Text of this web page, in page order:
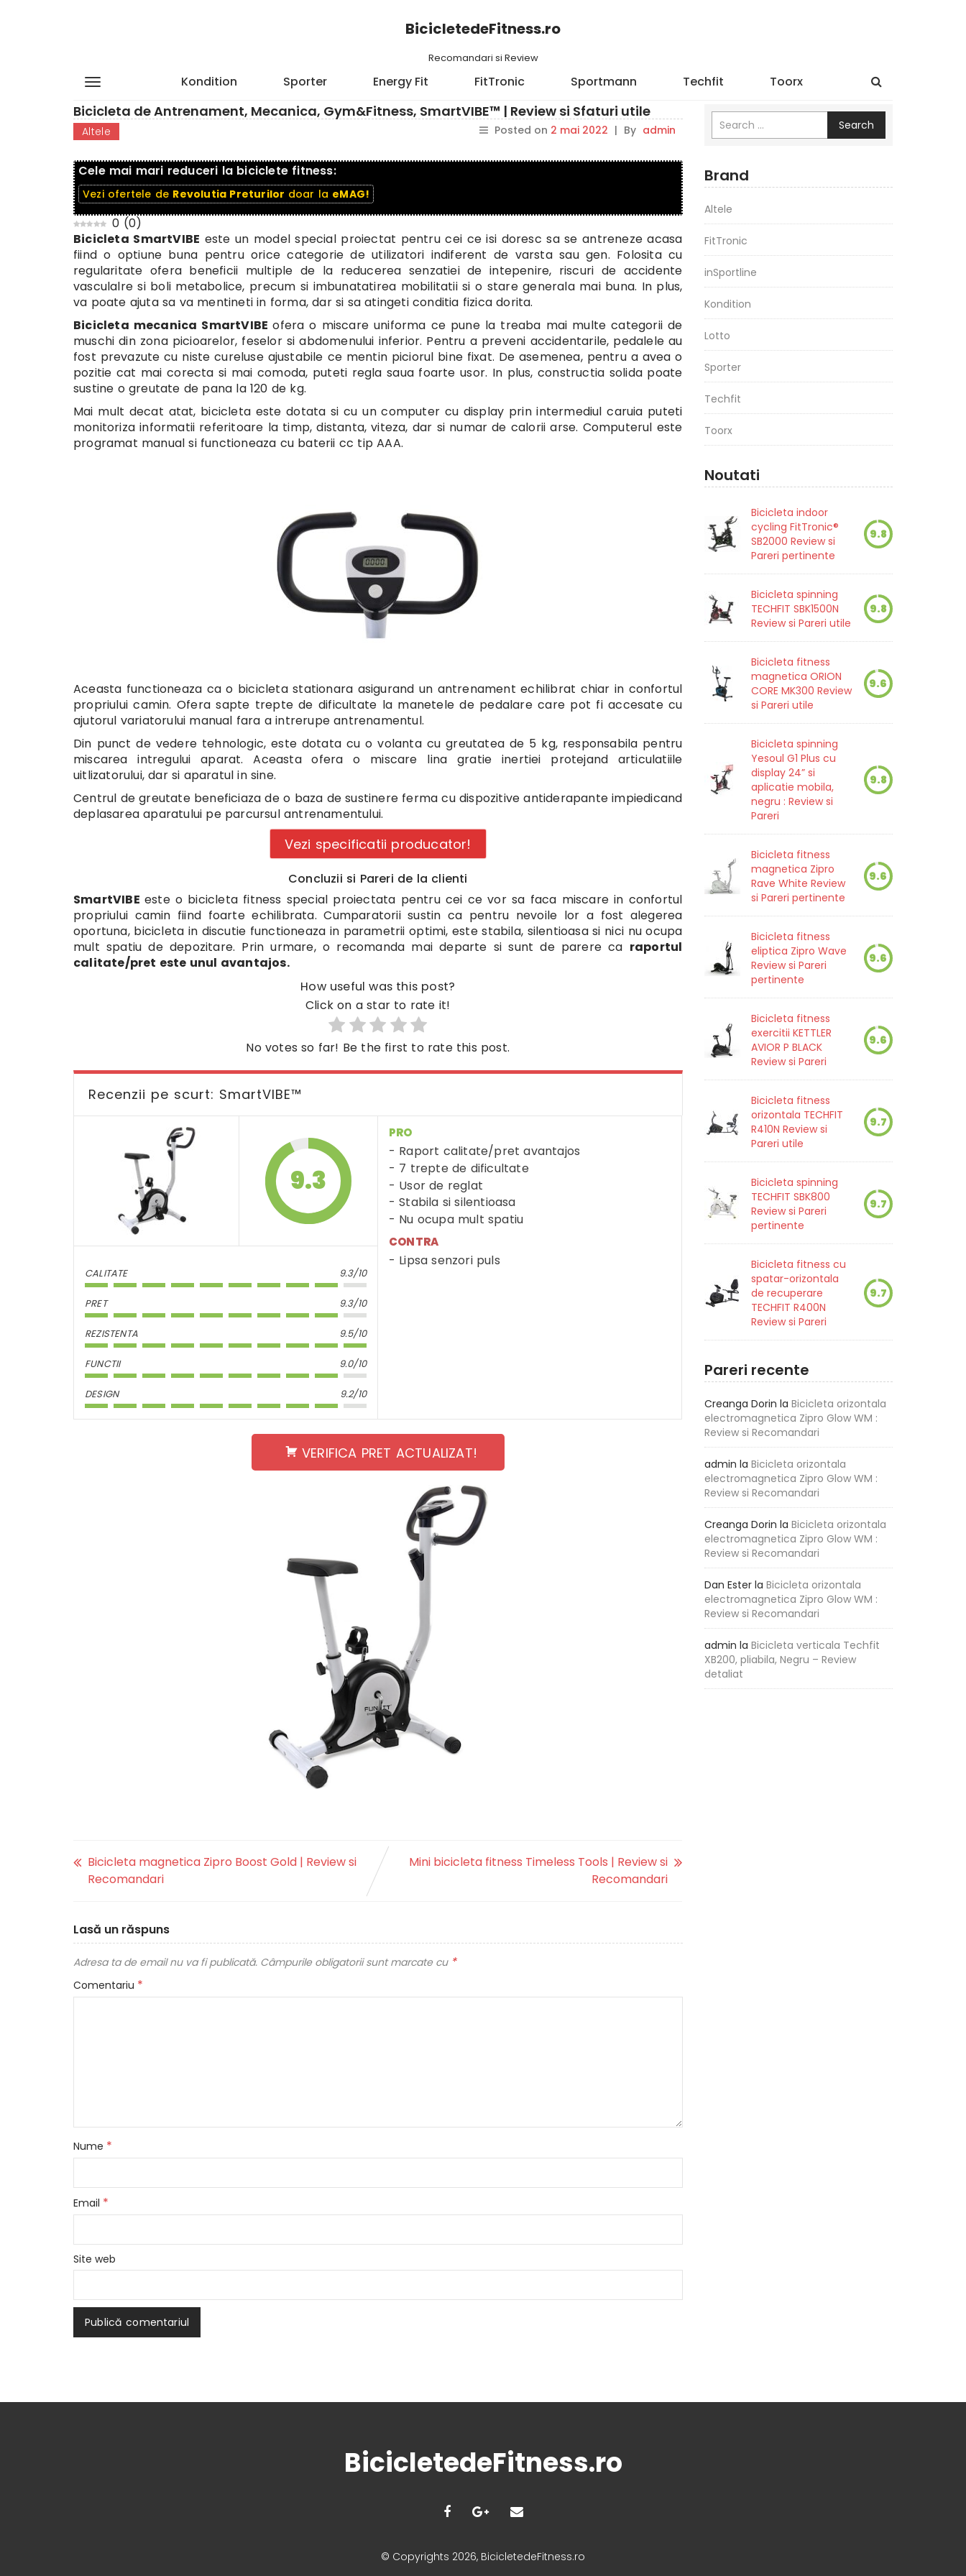
BicicletedeFitness.ro
Recomandari si Review
Kondition Sporter Energy Fit FitTronic Sportmann Techfit Toorx
Bicicleta de Antrenament, Mecanica, Gym&Fitness, SmartVIBE™ | Review si Sfaturi utile
Altele Posted on 2 mai 2022 | By admin
Cele mai mari reduceri la biciclete fitness:
Vezi ofertele de Revolutia Preturilor doar la eMAG!
0 (0)
Bicicleta SmartVIBE este un model special proiectat pentru cei ce isi doresc sa se antreneze acasa
fiind o optiune buna pentru orice categorie de utilizatori indiferent de varsta sau gen. Folosita cu
regularitate ofera beneficii multiple de la reducerea senzatiei de intepenire, riscuri de accidente
vasculalre si boli metabolice, precum si imbunatatirea mobilitatii si o stare generala mai buna. In plus,
va poate ajuta sa va mentineti in forma, dar si sa atingeti conditia fizica dorita.
Bicicleta mecanica SmartVIBEofera o miscare uniforma ce pune la treaba mai multe categorii de
muschi din zona picioarelor, feselor si abdomenului inferior. Pentru a preveni accidentarile, pedalele au
fost prevazute cu niste cureluse ajustabile ce mentin piciorul bine fixat. De asemenea, pentru a avea o
pozitie cat mai corecta si mai comoda, puteti regla saua foarte usor. In plus, constructia solida poate
sustine o greutate de pana la 120 de kg.
Mai mult decat atat, bicicleta este dotata si cu un computer cu display prin intermediul caruia puteti
monitoriza informatii referitoare la timp, distanta, viteza, dar si numar de calorii arse. Computerul este
programat manual si functioneaza cu baterii cc tip AAA.
Aceasta functioneaza ca o bicicleta stationara asigurand un antrenament echilibrat chiar in confortul
propriului camin. Ofera sapte trepte de dificultate la manetele de pedalare care pot fi accesate cu
ajutorul variatorului manual fara a intrerupe antrenamentul.
Din punct de vedere tehnologic, este dotata cu o volanta cu greutatea de 5 kg, responsabila pentru
miscarea intregului aparat. Aceasta ofera o miscare lina gratie inertiei protejand articulatiile
uitlizatorului, dar si aparatul in sine.
Centrul de greutate beneficiaza de o baza de sustinere ferma cu dispozitive antiderapante impiedicand
deplasarea aparatului pe parcursul antrenamentului.
Vezi specificatii producator!
Concluzii si Pareri de la clienti
SmartVIBE este o bicicleta fitness special proiectata pentru cei ce vor sa faca miscare in confortul
propriului camin fiind foarte echilibrata. Cumparatorii sustin ca pentru nevoile lor a fost alegerea
oportuna, bicicleta in discutie functioneaza in parametrii optimi, este stabila, silentioasa si nici nu ocupa
mult spatiu de depozitare. Prin urmare, o recomanda mai departe si sunt de parere ca raportul
calitate/pret este unul avantajos.
How useful was this post?
Click on a star to rate it!
No votes so far! Be the first to rate this post.
Recenzii pe scurt: SmartVIBE™
9.3
CALITATE 9.3/10
PRET 9.3/10
REZISTENTA 9.5/10
FUNCTII 9.0/10
DESIGN 9.2/10
PRO
Raport calitate/pret avantajos
7 trepte de dificultate
Usor de reglat
Stabila si silentioasa
Nu ocupa mult spatiu
CONTRA
Lipsa senzori puls
VERIFICA PRET ACTUALIZAT!
Bicicleta magnetica Zipro Boost Gold | Review si
Recomandari
Mini bicicleta fitness Timeless Tools | Review si
Recomandari
Lasă un răspuns
Adresa ta de email nu va fi publicată. Câmpurile obligatorii sunt marcate cu *
Comentariu *
Nume *
Email *
Site web
Search
Brand
Altele
FitTronic
inSportline
Kondition
Lotto
Sporter
Techfit
Toorx
Noutati
Bicicleta indoor
cycling FitTronic®
SB2000 Review si
Pareri pertinente
9.8
Bicicleta spinning
TECHFIT SBK1500N
Review si Pareri utile
9.8
Bicicleta fitness
magnetica ORION
CORE MK300 Review
si Pareri utile
9.6
Bicicleta spinning
Yesoul G1 Plus cu
display 24” si
aplicatie mobila,
negru : Review si
Pareri
9.8
Bicicleta fitness
magnetica Zipro
Rave White Review
si Pareri pertinente
9.6
Bicicleta fitness
eliptica Zipro Wave
Review si Pareri
pertinente
9.6
Bicicleta fitness
exercitii KETTLER
AVIOR P BLACK
Review si Pareri
9.6
Bicicleta fitness
orizontala TECHFIT
R410N Review si
Pareri utile
9.7
Bicicleta spinning
TECHFIT SBK800
Review si Pareri
pertinente
9.7
Bicicleta fitness cu
spatar-orizontala
de recuperare
TECHFIT R400N
Review si Pareri
9.7
Pareri recente
Creanga Dorin la Bicicleta orizontala
electromagnetica Zipro Glow WM :
Review si Recomandari
admin la Bicicleta orizontala
electromagnetica Zipro Glow WM :
Review si Recomandari
Creanga Dorin la Bicicleta orizontala
electromagnetica Zipro Glow WM :
Review si Recomandari
Dan Esterla Bicicleta orizontala
electromagnetica Zipro Glow WM :
Review si Recomandari
admin la Bicicleta verticala Techfit
XB200, pliabila, Negru – Review
detaliat
BicicletedeFitness.ro
© Copyrights 2026, BicicletedeFitness.ro